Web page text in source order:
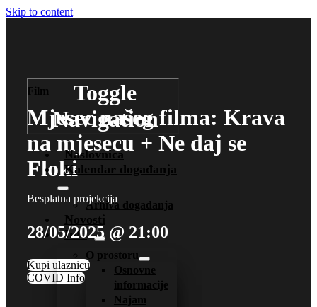
Skip to content
Toggle
Navigation
Naslovnica
Kalendar događanja
Arhiva događanja
Novosti
Info
O prostoru
Osnovne
informacije
Najam
Film
Mjesec našeg filma: Krava
na mjesecu + Ne daj se
Floki
Besplatna projekcija
28/05/2025 @ 21:00
Kupi ulaznicu
COVID Info